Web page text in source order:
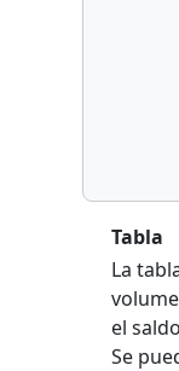
Tabla
La
el
Se